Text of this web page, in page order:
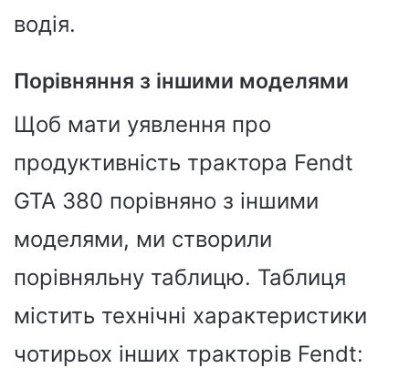
водія.
Порівняння з іншими моделями
Щоб мати уявлення про
продуктивність трактора Fendt
GTA 380 порівняно з іншими
моделями, ми створили
порівняльну таблицю. Таблиця
містить технічні характеристики
чотирьох інших тракторів Fendt: